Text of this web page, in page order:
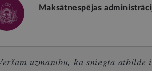
Maksātnespējas
uzmanību, ka sniegtā